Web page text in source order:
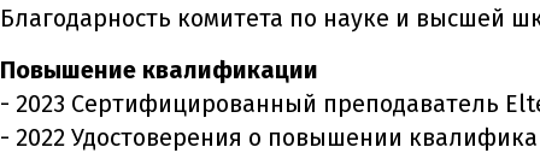
Благодарность комитета по науке и высшей
Повышение квалификации
- 2023 Сертифицированный преподаватель
- 2022 Удостоверения о повышении